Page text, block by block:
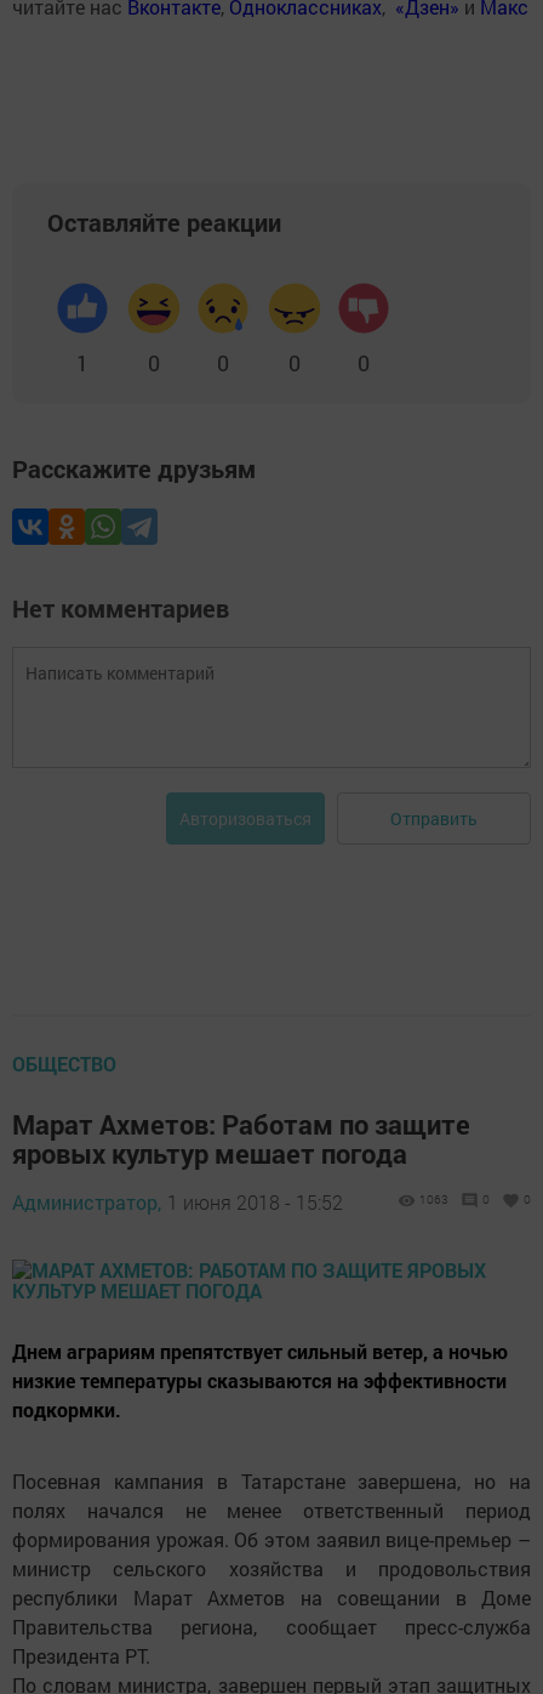
читайте нас Вконтакте, Одноклассниках, «Дзен» и Макс
Оставляйте реакции
1 0 0 0 0
Расскажите друзьям
Нет комментариев
Авторизоваться Отправить
ОБЩЕСТВО
Марат Ахметов: Работам по защите
яровых культур мешает погода
Администратор, 1 июня 2018 - 15:52 1063 0 0
Днем аграриям препятствует сильный ветер, а ночью
низкие температуры сказываются на эффективности
подкормки.
Посевная кампания в Татарстане завершена, но на
полях начался не менее ответственный период
формирования урожая. Об этом заявил вице-премьер –
министр сельского хозяйства и продовольствия
республики Марат Ахметов на совещании в Доме
Правительства региона, сообщает пресс-служба
Президента РТ.
По словам министра, завершен первый этап защитных